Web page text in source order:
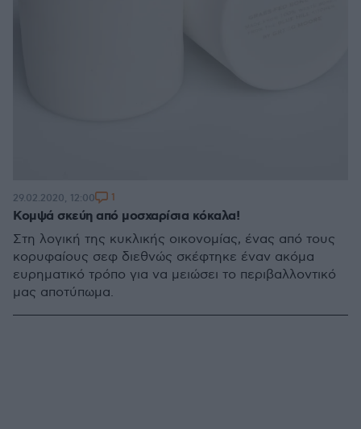
Κομψά σκεύη από μοσχαρίσια κόκαλα!
Στη λογική της κυκλικής οικονομίας, ένας από τους
κορυφαίους σεφ διεθνώς σκέφτηκε έναν ακόμα
ευρηματικό τρόπο για να μειώσει το περιβαλλοντικό
μας αποτύπωμα.
29.02.2020, 12:00 1